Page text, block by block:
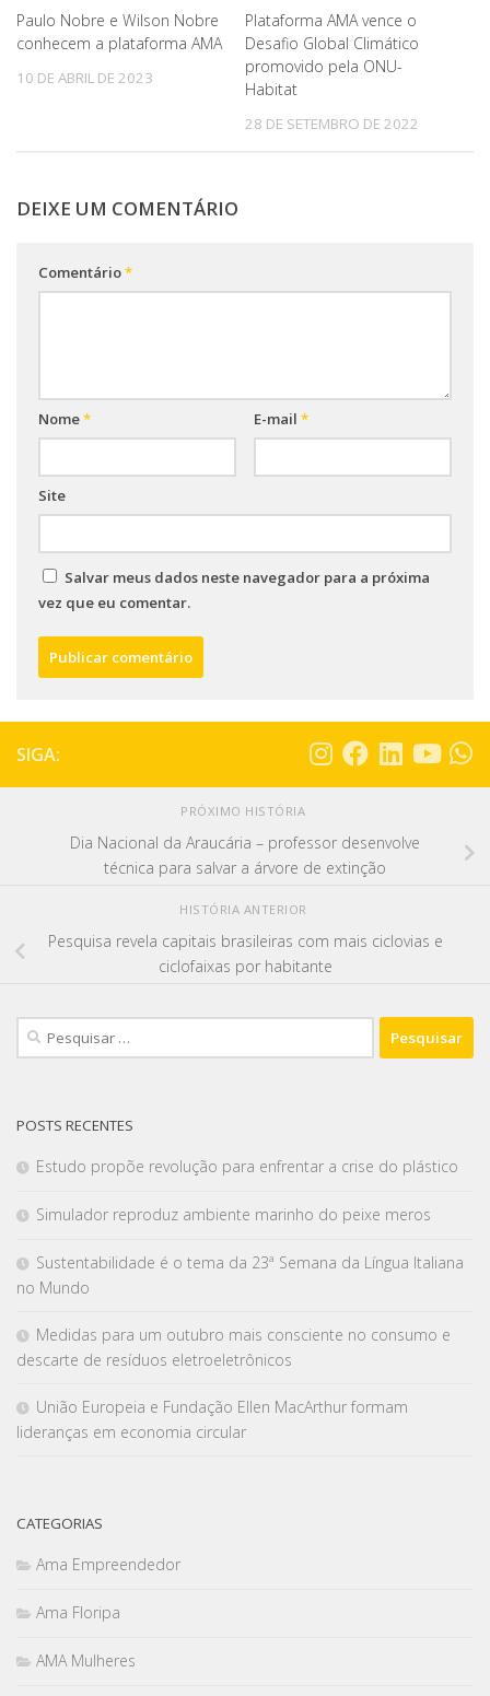
Paulo Nobre e Wilson Nobre
conhecem a plataforma AMA
10 DE ABRIL DE 2023
Plataforma AMA vence o
Desafio Global Climático
promovido pela ONU-
Habitat
28 DE SETEMBRO DE 2022
DEIXE UM COMENTÁRIO
Comentário*
Nome* E-mail *
Site
Salvar meus dados neste navegador para a próxima
vez que eu comentar.
SIGA:
PRÓXIMO HISTÓRIA
Dia Nacional da Araucária – professor desenvolve
técnica para salvar a árvore de extinção
HISTÓRIA ANTERIOR
Pesquisa revela capitais brasileiras com mais ciclovias e
ciclofaixas por habitante
POSTS RECENTES
Estudo propõe revolução para enfrentar a crise do plástico
Simulador reproduz ambiente marinho do peixe meros
Sustentabilidade é o tema da 23ª Semana da Língua Italiana
no Mundo
Medidas para um outubro mais consciente no consumo e
descarte de resíduos eletroeletrônicos
União Europeia e Fundação Ellen MacArthur formam
lideranças em economia circular
CATEGORIAS
Ama Empreendedor
Ama Floripa
AMA Mulheres